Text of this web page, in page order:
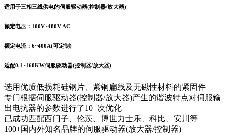
适用于三相三线供电的伺服驱动器(控制器/放大器)
额定电压：100V~480V AC
额定电流：6~400A(可定制)
适配0.1~160KW伺服驱动器(控制器/放大器)
选用优质低损耗硅钢片、紫铜扁线及无磁性材料的紧固件
专门根据伺服驱动器(控制器/放大器)产生的谐波特点对伺服输
出电抗器的参数进行了10+次优化
已成功匹配西门子、伦茨、博世力士乐、科比、安川等
100+国内外知名品牌的伺服驱动器(放大器/控制器)